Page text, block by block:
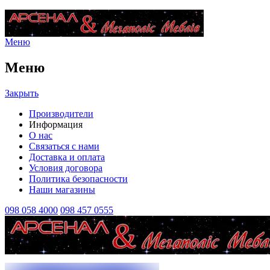
Меню
Меню
Закрыть
Производители
Информация
О нас
Связаться с нами
Доставка и оплата
Условия договора
Политика безопасности
Наши магазины
098 058 4000 098 457 0555